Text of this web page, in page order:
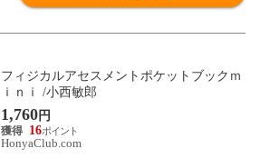
フィジカルアセスメントポケットブックｍ
ｉｎｉ /小西敏郎
1,760円
16
HonyaClub.com